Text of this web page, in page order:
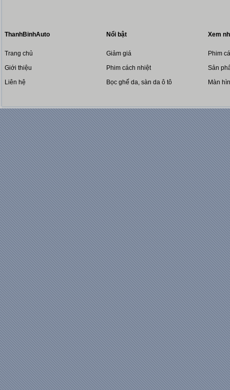
ThanhBinhAuto
Trang chủ
Giới thiệu
Liên hệ
Nổi bật
Giảm giá
Phim cách nhiệt
Bọc ghế da, sàn da ô tô
Xem
Phim
Sản
Màn